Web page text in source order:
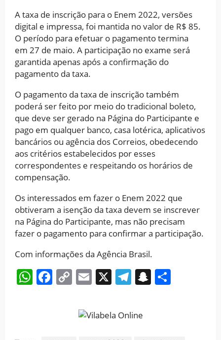
A taxa de inscrição para o Enem 2022, versões
digital e impressa, foi mantida no valor de R$ 85.
O período para efetuar o pagamento termina
em 27 de maio. A participação no exame será
garantida apenas após a confirmação do
pagamento da taxa.
O pagamento da taxa de inscrição também
poderá ser feito por meio do tradicional boleto,
que deve ser gerado na Página do Participante e
pago em qualquer banco, casa lotérica, aplicativos
bancários ou agência dos Correios, obedecendo
aos critérios estabelecidos por esses
correspondentes e respeitando os horários de
compensação.
Os interessados em fazer o Enem 2022 que
obtiveram a isenção da taxa devem se inscrever
na Página do Participante, mas não precisam
fazer o pagamento para confirmar a participação.
Com informações da Agência Brasil.
WhatsApp
Facebook
CopyEmail
X Telegram
Snapchat